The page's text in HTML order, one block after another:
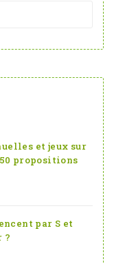
et jeux sur
propositions
par S et
?